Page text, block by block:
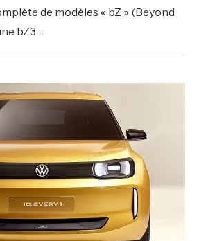
de modèles « bZ » (Beyond
bZ3 …